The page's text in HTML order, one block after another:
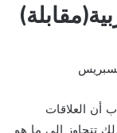
أن العلاقات
تتجاوز إلى ما هو